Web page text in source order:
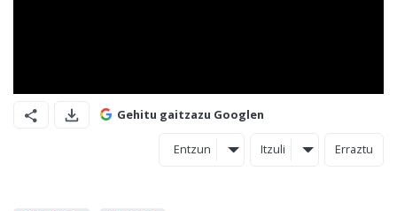
Gehitu gaitzazu Googlen
Entzun Itzuli Erraztu